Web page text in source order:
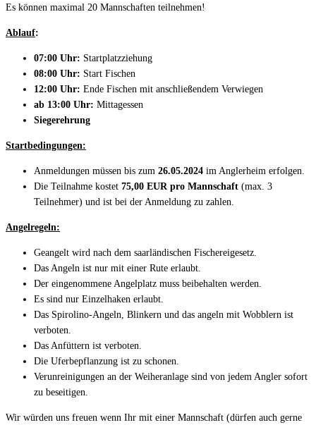
Es können maximal 20 Mannschaften teilnehmen!
Ablauf:
07:00 Uhr: Startplatzziehung
08:00 Uhr: Start Fischen
12:00 Uhr: Ende Fischen mit anschließendem Verwiegen
ab 13:00 Uhr: Mittagessen
Siegerehrung
Startbedingungen:
Anmeldungen müssen bis zum 26.05.2024 im Anglerheim erfolgen.
Die Teilnahme kostet 75,00 EUR pro Mannschaft (max. 3
Teilnehmer) und ist bei der Anmeldung zu zahlen.
Angelregeln:
Geangelt wird nach dem saarländischen Fischereigesetz.
Das Angeln ist nur mit einer Rute erlaubt.
Der eingenommene Angelplatz muss beibehalten werden.
Es sind nur Einzelhaken erlaubt.
Das Spirolino-Angeln, Blinkern und das angeln mit Wobblern ist
verboten.
Das Anfüttern ist verboten.
Die Uferbepflanzung ist zu schonen.
Verunreinigungen an der Weiheranlage sind von jedem Angler sofort
zu beseitigen.
Wir würden uns freuen wenn Ihr mit einer Mannschaft (dürfen auch gerne